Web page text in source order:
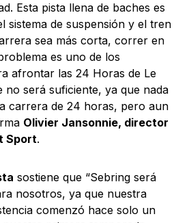
Esta pista llena de baches es
sistema de suspensión y el tren
sea más corta, correr en
es uno de los
afrontar las 24 Horas de Le
no será suficiente, ya que nada
carrera de 24 horas, pero aun
Olivier Jansonnie, director
Sport.
sostiene que “Sebring será
nosotros, ya que nuestra
comenzó hace solo un